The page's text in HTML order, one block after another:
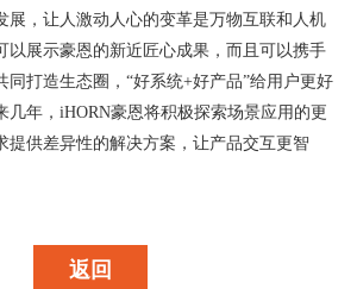
展，让人激动人心的变革是万物互联和 人机
以展示豪恩的新近匠心成果，而且可以携手
同打造生态圈，“好系统+好产品”给用户更好
几年，iHORN豪恩将积极探索场景应用的更
提供差异性的解决方案 ，让产品交互更智
返回